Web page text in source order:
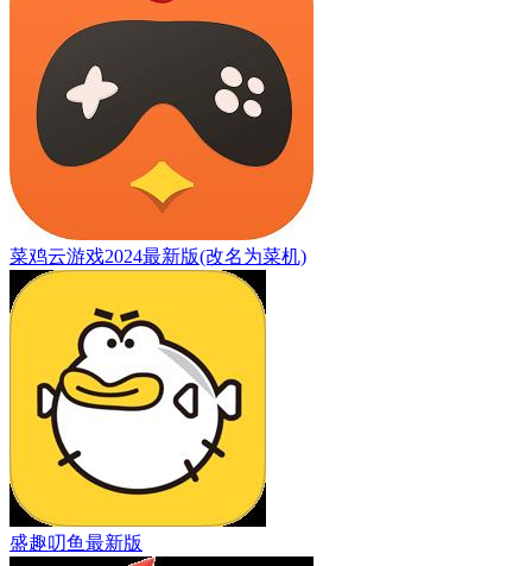
菜鸡云游戏2024最新版(改名为菜机)
盛趣叨鱼最新版